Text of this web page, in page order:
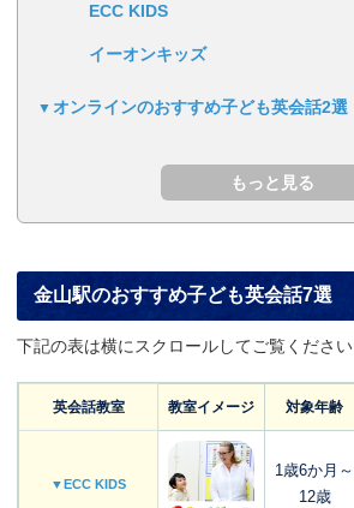
ECC KIDS
イーオンキッズ
オンラインのおすすめ子ども英会話2選
金山駅のおすすめ子ども英会話7選
下記の表は横にスクロールしてご覧ください
英会話教室 教室イメージ 対象年齢
▼ECC KIDS
1歳6か月～
12歳